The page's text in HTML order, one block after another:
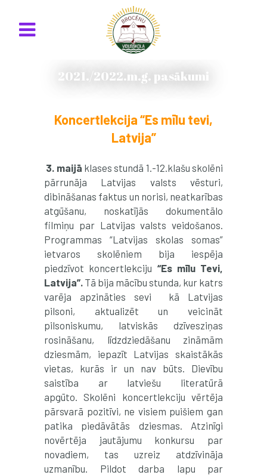
2021./2022.m.g. pasākumi
Koncertlekcija “Es mīlu tevi,
Latvija”
3. maijā klases stundā 1.-12.klašu skolēni
pārrunāja Latvijas valsts vēsturi,
dibināšanas faktus un norisi, neatkarības
atgūšanu, noskatījās dokumentālo
filmiņu par Latvijas valsts veidošanos.
Programmas “Latvijas skolas somas”
ietvaros skolēniem bija iespēja
piedzīvot koncertlekciju “Es mīlu Tevi,
Latvija”. Tā bija mācību stunda, kur katrs
varēja apzināties sevi kā Latvijas
pilsoni, aktualizēt un veicināt
pilsoniskumu, latviskās dzīvesziņas
rosināšanu, līdzdziedāšanu zināmām
dziesmām, iepazīt Latvijas skaistākās
vietas, kurās ir un nav būts. Dievību
saistība ar latviešu literatūrā
apgūto. Skolēni koncertlekciju vērtēja
pārsvarā pozitīvi, ne visiem puišiem gan
patika piedāvātās dziesmas. Atzinīgi
novērtēja jautājumu konkursu par
novadiem, tas uzreiz atdzīvināja
uzmanību. Pildot darba lapu par